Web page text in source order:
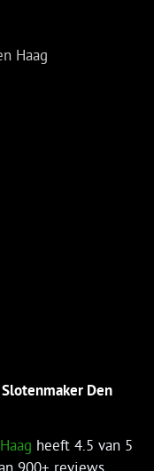
Haag
Slotenmaker Den
heeft 4.5 van 5
900+ reviews.